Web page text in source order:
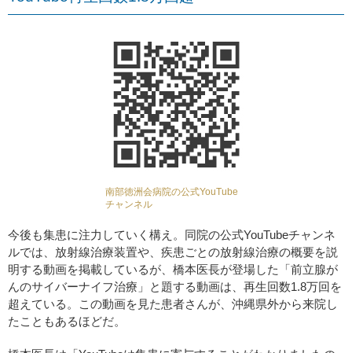
南部徳洲会病院の公式YouTube
チャンネル
今後も集患に注力していく構え。同院の公式YouTubeチャンネ
ルでは、放射線治療装置や、疾患ごとの放射線治療の概要を説
明する動画を掲載しているが、橋本医長が登場した「前立腺が
んのサイバーナイフ治療」と題する動画は、再生回数1.8万回を
超えている。この動画を見た患者さんが、沖縄県外から来院し
たこともあるほどだ。